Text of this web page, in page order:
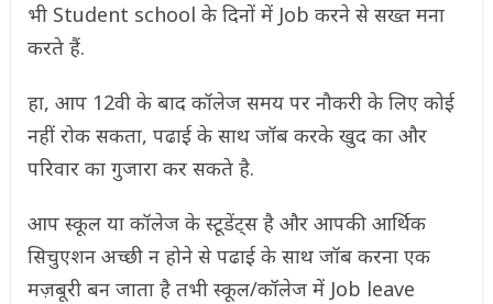
भी Student school के दिनों में Job करने से सख्त मना
करते हैं.
हा, आप 12वी के बाद कॉलेज समय पर नौकरी के लिए कोई
नहीं रोक सकता, पढाई के साथ जॉब करके खुद का और
परिवार का गुजारा कर सकते है.
आप स्कूल या कॉलेज के स्टूडेंट्स है और आपकी आर्थिक
सिचुएशन अच्छी न होने से पढाई के साथ जॉब करना एक
मज़बूरी बन जाता है तभी स्कूल/कॉलेज में Job leave